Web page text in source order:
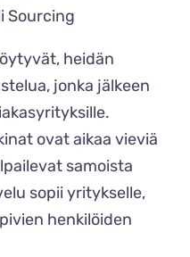
Sourcing
heidän
jonka jälkeen
ovat aikaa vieviä
samoista
sopii yritykselle,
henkilöiden